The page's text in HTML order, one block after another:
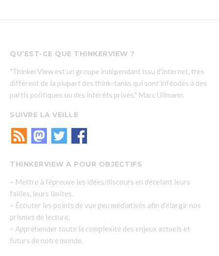
QU’EST-CE QUE THINKERVIEW ?
"ThinkerView est un groupe indépendant issu d'internet, très
diffèrent de la plupart des think-tanks qui sont inféodés à des
partis politiques ou des intérêts privés." Marc Ullmann.
SUIVRE LA VEILLE
THINKERVIEW A POUR OBJECTIFS
– Mettre à l’épreuve les idées/discours en décelant leurs
failles, leurs limites.
– Écouter les points de vue peu médiatisés afin d’élargir nos
prismes de lecture.
– Appréhender toute la complexité des enjeux actuels et
futurs de notre monde.